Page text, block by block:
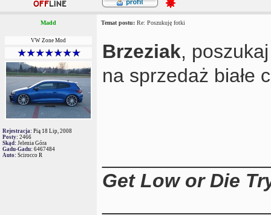
Madd Temat postu: Re: Poszukuję fotki
VW Zone Mod
Rejestracja: Pią 18 Lip, 2008
Posty: 2466
Skąd: Jelenia Góra
Gadu-Gadu: 6467484
Auto: Scirocco R
Brzeziak,
na sprzedaż białe
Get Low or Die